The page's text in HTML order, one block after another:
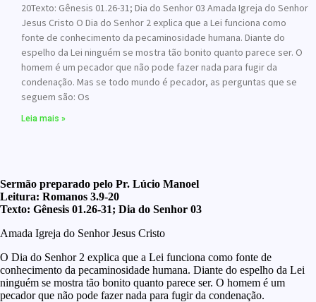
20Texto: Gênesis 01.26-31; Dia do Senhor 03 Amada Igreja do Senhor
Jesus Cristo O Dia do Senhor 2 explica que a Lei funciona como
fonte de conhecimento da pecaminosidade humana. Diante do
espelho da Lei ninguém se mostra tão bonito quanto parece ser. O
homem é um pecador que não pode fazer nada para fugir da
condenação. Mas se todo mundo é pecador, as perguntas que se
seguem são: Os
Leia mais »
Sermão preparado pelo Pr. Lúcio Manoel
Leitura: Romanos 3.9-20
Texto: Gênesis 01.26-31; Dia do Senhor 03
Amada Igreja do Senhor Jesus Cristo
O Dia do Senhor 2 explica que a Lei funciona como fonte de
conhecimento da pecaminosidade humana. Diante do espelho da Lei
ninguém se mostra tão bonito quanto parece ser. O homem é um
pecador que não pode fazer nada para fugir da condenação.